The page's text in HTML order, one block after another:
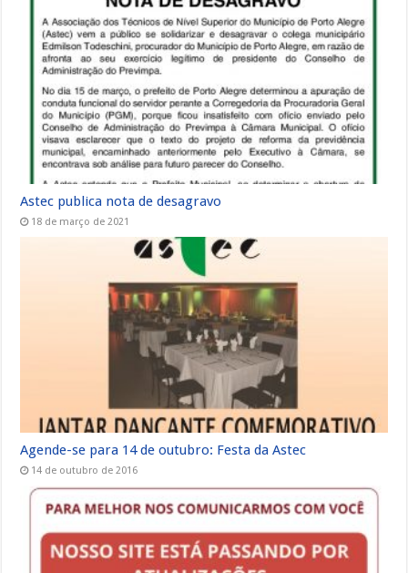
Astec publica nota de desagravo
18 de março de 2021
Agende-se para 14 de outubro: Festa da Astec
14 de outubro de 2016